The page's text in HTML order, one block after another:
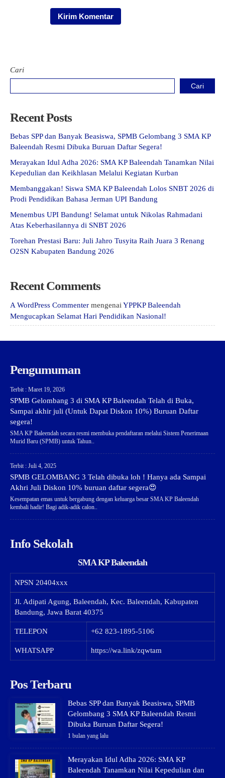
Cari
Cari
Recent Posts
Bebas SPP dan Banyak Beasiswa, SPMB Gelombang 3 SMA KP
Baleendah Resmi Dibuka Buruan Daftar Segera!
Merayakan Idul Adha 2026: SMA KP Baleendah Tanamkan Nilai
Kepedulian dan Keikhlasan Melalui Kegiatan Kurban
Membanggakan! Siswa SMA KP Baleendah Lolos SNBT 2026 di
Prodi Pendidikan Bahasa Jerman UPI Bandung
Menembus UPI Bandung! Selamat untuk Nikolas Rahmadani
Atas Keberhasilannya di SNBT 2026
Torehan Prestasi Baru: Juli Jahro Tusyita Raih Juara 3 Renang
O2SN Kabupaten Bandung 2026
Recent Comments
A WordPress Commenter mengenai YPPKP Baleendah
Mengucapkan Selamat Hari Pendidikan Nasional!
Pengumuman
Terbit : Maret 19, 2026
SPMB Gelombang 3 di SMA KP Baleendah Telah di Buka,
Sampai akhir juli (Untuk Dapat Diskon 10%) Buruan Daftar
segera!
SMA KP Baleendah secara resmi membuka pendaftaran melalui Sistem Penerimaan
Murid Baru (SPMB) untuk Tahun..
Terbit : Juli 4, 2025
SPMB GELOMBANG 3 Telah dibuka loh ! Hanya ada Sampai
Akhri Juli Diskon 10% buruan daftar segera😍
Kesempatan emas untuk bergabung dengan keluarga besar SMA KP Baleendah
kembali hadir! Bagi adik-adik calon..
Info Sekolah
SMA KP Baleendah
NPSN 20404xxx
Jl. Adipati Agung, Baleendah, Kec. Baleendah, Kabupaten
Bandung, Jawa Barat 40375
TELEPON +62 823-1895-5106
WHATSAPP https://wa.link/zqwtam
Pos Terbaru
Bebas SPP dan Banyak Beasiswa, SPMB
Gelombang 3 SMA KP Baleendah Resmi
Dibuka Buruan Daftar Segera!
1 bulan yang lalu
Merayakan Idul Adha 2026: SMA KP
Baleendah Tanamkan Nilai Kepedulian dan